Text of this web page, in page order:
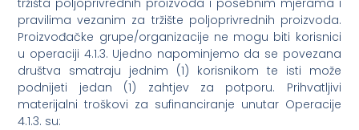
pravilima vezanim za tržište poljoprivrednih proizvoda.
Proizvođačke grupe/organizacije ne mogu biti korisnici
u operaciji 4.1.3. Ujedno napominjemo da se povezana
društva smatraju jednim (1) korisnikom te isti može
podnijeti jedan (1) zahtjev za potporu. Prihvatljivi
materijalni troškovi za sufinanciranje unutar Operacije
4.1.3. su: